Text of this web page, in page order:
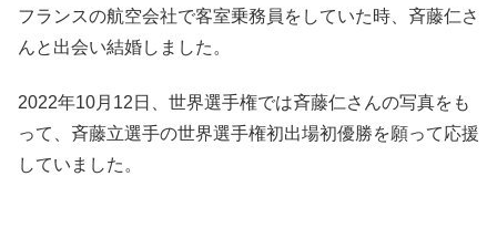
フランスの航空会社で客室乗務員をしていた時、斉藤仁さ
んと出会い結婚しました。
2022年10月12日、世界選手権では斉藤仁さんの写真をも
って、斉藤立選手の世界選手権初出場初優勝を願って応援
していました。